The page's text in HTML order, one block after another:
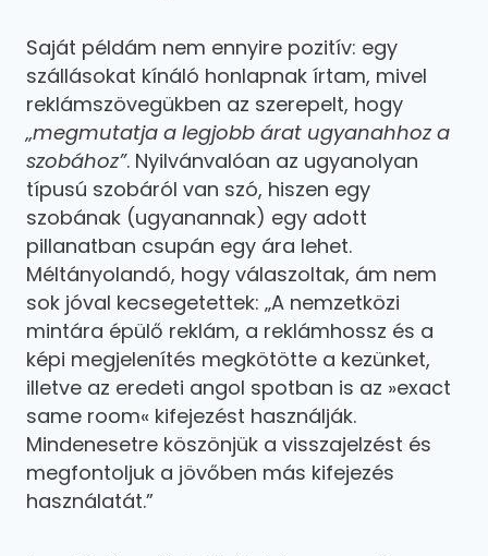
Saját példám nem ennyire pozitív: egy
szállásokat kínáló honlapnak írtam, mivel
reklámszövegükben az szerepelt, hogy
„megmutatja a legjobb árat ugyanahhoz a
szobához”. Nyilvánvalóan az ugyanolyan
típusú szobáról van szó, hiszen egy
szobának (ugyanannak) egy adott
pillanatban csupán egy ára lehet.
Méltányolandó, hogy válaszoltak, ám nem
sok jóval kecsegetettek: „A nemzetközi
mintára épülő reklám, a reklámhossz és a
képi megjelenítés megkötötte a kezünket,
illetve az eredeti angol spotban is az »exact
same room« kifejezést használják.
Mindenesetre köszönjük a visszajelzést és
megfontoljuk a jövőben más kifejezés
használatát.”